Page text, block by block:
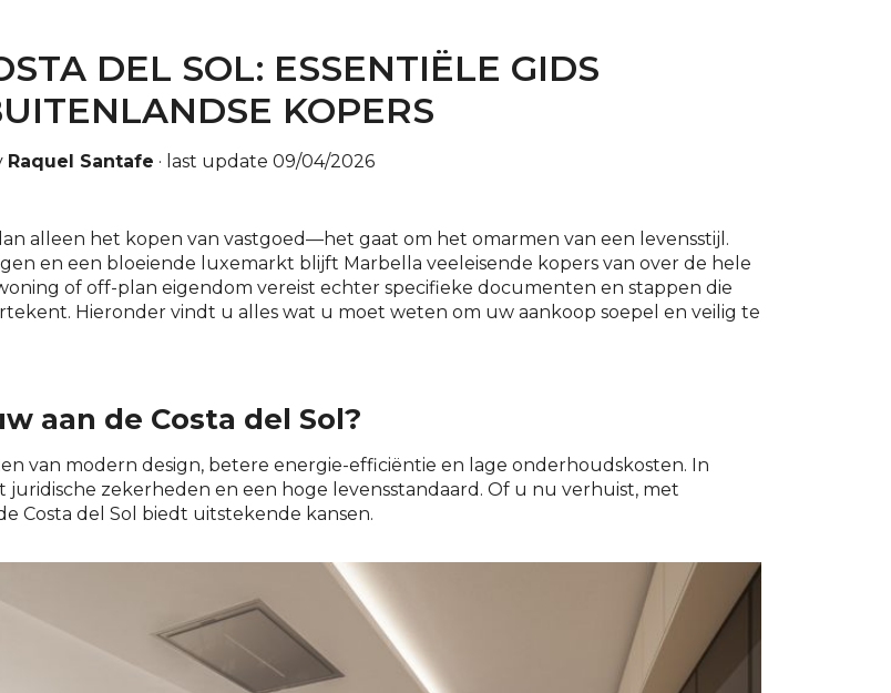
DEL SOL: ESSENTIËLE GIDS
KOPERS
Raquel Santafe · last update 09/04/2026
alleen het kopen van vastgoed—het gaat om het omarmen van een levensstijl.
en een bloeiende luxemarkt blijft Marbella veeleisende kopers van over de hele
of off-plan eigendom vereist echter specifieke documenten en stappen die
Hieronder vindt u alles wat u moet weten om uw aankoop soepel en veilig te
aan de Costa del Sol?
van modern design, betere energie-efficiëntie en lage onderhoudskosten. In
zekerheden en een hoge levensstandaard. Of u nu verhuist, met
Costa del Sol biedt uitstekende kansen.